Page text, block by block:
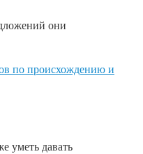
они
по происхождению и
уметь давать